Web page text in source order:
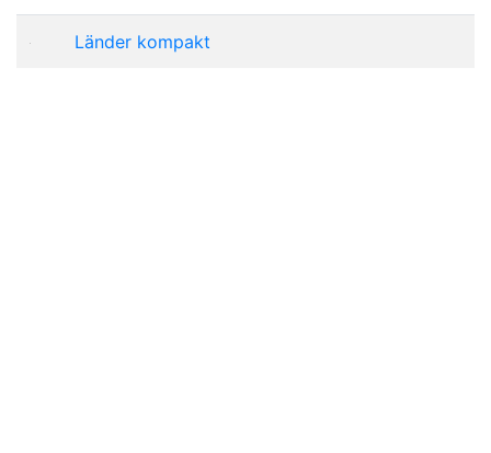
Länder kompakt